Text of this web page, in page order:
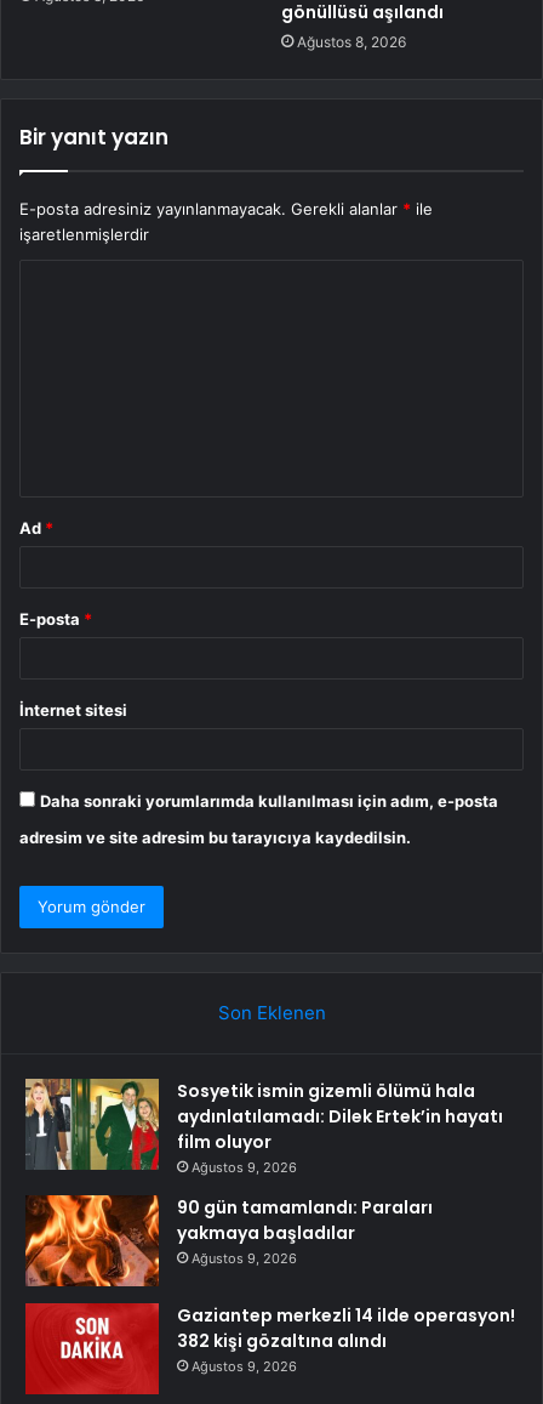
gönüllüsü aşılandı
Ağustos 8, 2026
Bir yanıt yazın
E-posta adresiniz yayınlanmayacak. Gerekli alanlar * ile
işaretlenmişlerdir
Ad *
E-posta *
İnternet sitesi
Daha sonraki yorumlarımda kullanılması için adım, e-posta
adresim ve site adresim bu tarayıcıya kaydedilsin.
Son Eklenen
Sosyetik ismin gizemli ölümü hala
aydınlatılamadı: Dilek Ertek’in hayatı
film oluyor
Ağustos 9, 2026
90 gün tamamlandı: Paraları
yakmaya başladılar
Ağustos 9, 2026
Gaziantep merkezli 14 ilde operasyon!
382 kişi gözaltına alındı
Ağustos 9, 2026